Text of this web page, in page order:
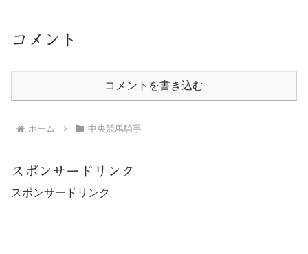
コメント
コメントを書き込む
ホーム 中央競馬騎手
スポンサードリンク
スポンサードリンク